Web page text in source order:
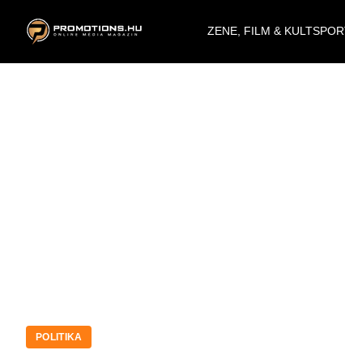
ZENE, FILM & KULT
POLITIKA